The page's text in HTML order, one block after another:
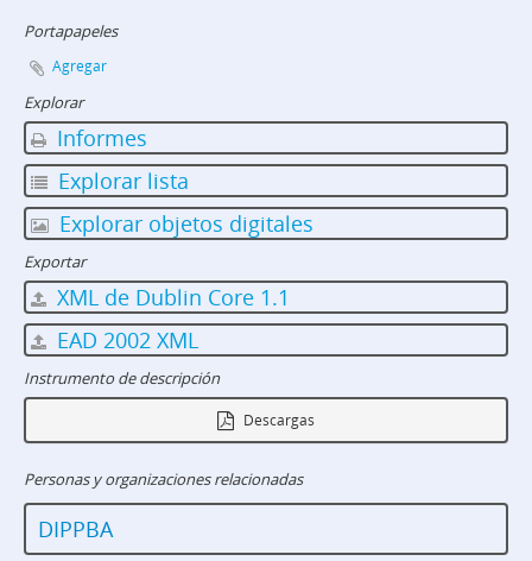
Portapapeles
Agregar
Explorar
Informes
Explorar lista
Explorar objetos digitales
Exportar
XML de Dublin Core 1.1
EAD 2002 XML
Instrumento de descripción
Descargas
Personas y organizaciones relacionadas
DIPPBA